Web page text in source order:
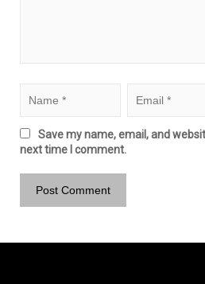
Save my name, email, and
next time I comment.